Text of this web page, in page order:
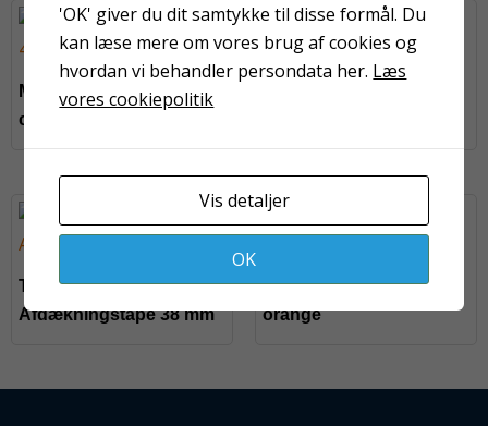
Mesterline gulvvalse 41,5
cm
Velvet valse 10 cm
Top Core
Afdækningstape 38 mm
På fjernlager
Fladpensel 25 mm
orange
'OK' giver du dit samtykke til disse formål. Du
kan læse mere om vores brug af cookies og
hvordan vi behandler persondata her. Læs
vores cookiepolitik
Vis detaljer
OK